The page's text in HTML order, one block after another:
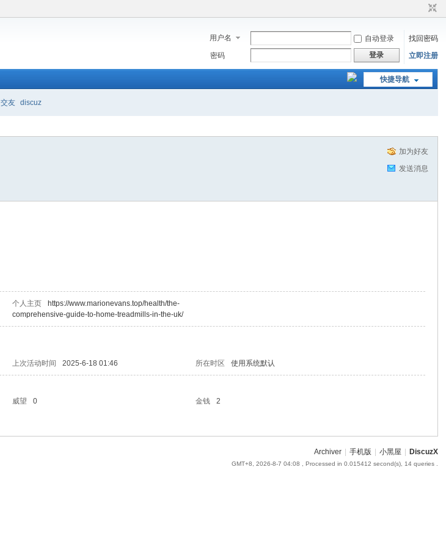
用户名 自动登录
找回密码
密码
登录 立即注册
快捷导航
交友 discuz
加为好友
发送消息
个人主页
https://www.marionevans.top/health/the-
comprehensive-guide-to-home-treadmills-in-the-uk/
上次活动时间 2025-6-18 01:46 所在时区 使用系统默认
威望 0 金钱
2
Archiver 手机版 小黑屋 DiscuzX
GMT+8, 2026-8-7 04:08 , Processed in 0.015412 second(s), 14 queries .